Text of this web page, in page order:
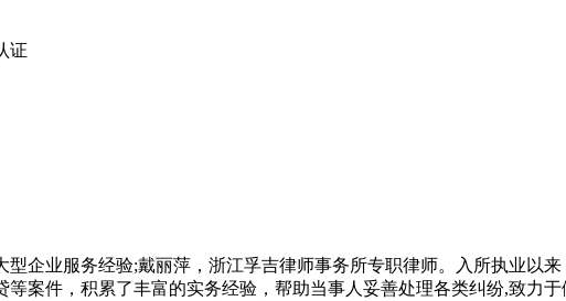
证
企业服务经验;戴丽萍，浙江孚吉律师事务所专职律师。入所执业以
案件，积累了丰富的实务经验，帮助当事人妥善处理各类纠纷,致力